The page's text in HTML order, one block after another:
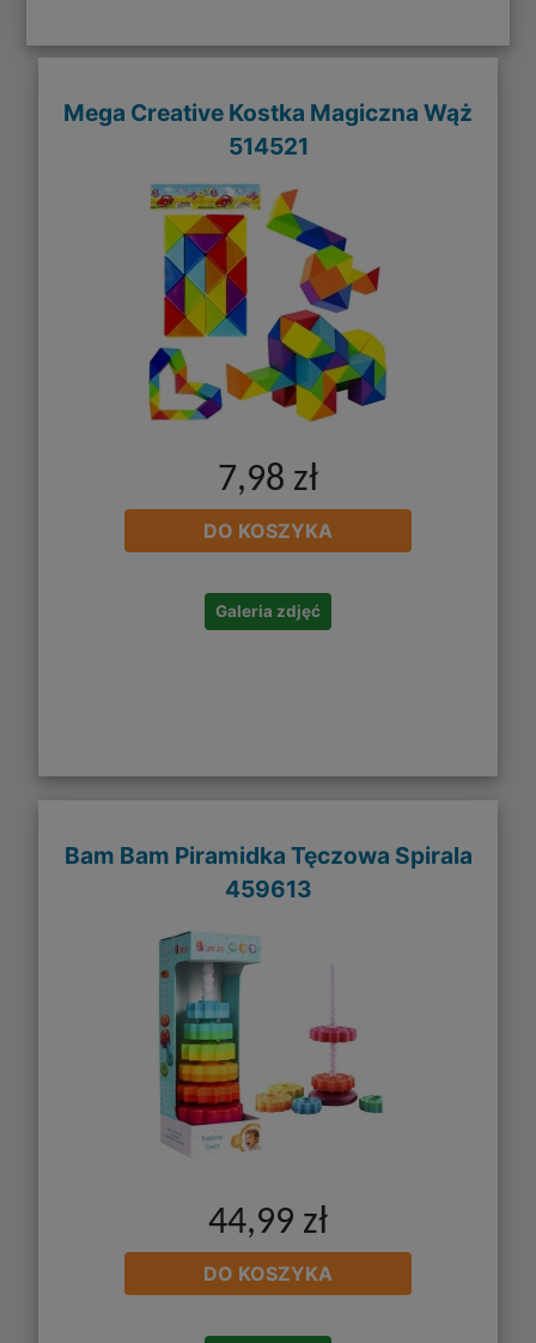
Mega Creative Kostka Magiczna Wąż
514521
7,98 zł
DO KOSZYKA
Galeria zdjęć
Bam Bam Piramidka Tęczowa Spirala
459613
44,99 zł
DO KOSZYKA